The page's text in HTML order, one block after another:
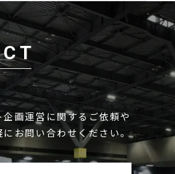
画運営に関するご依頼や
お問い合わせください。